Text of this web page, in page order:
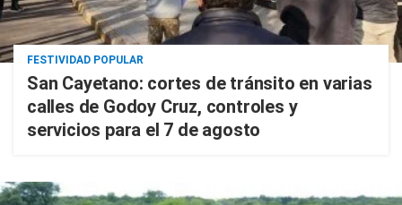
FESTIVIDAD POPULAR
San Cayetano: cortes de tránsito en varias
calles de Godoy Cruz, controles y
servicios para el 7 de agosto